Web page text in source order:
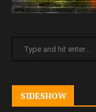
SIDESHOW